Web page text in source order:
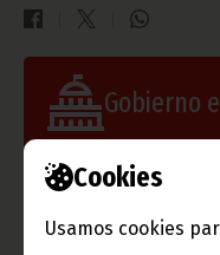
Cookies
Usamos cookies
Gobierno